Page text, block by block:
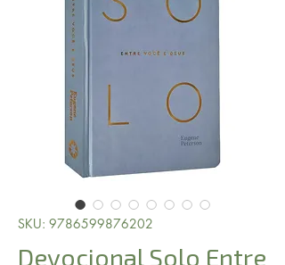
SKU: 9786599876202
Devocional Solo Entre